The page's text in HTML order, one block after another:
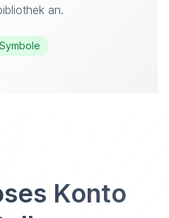
an.
Konto